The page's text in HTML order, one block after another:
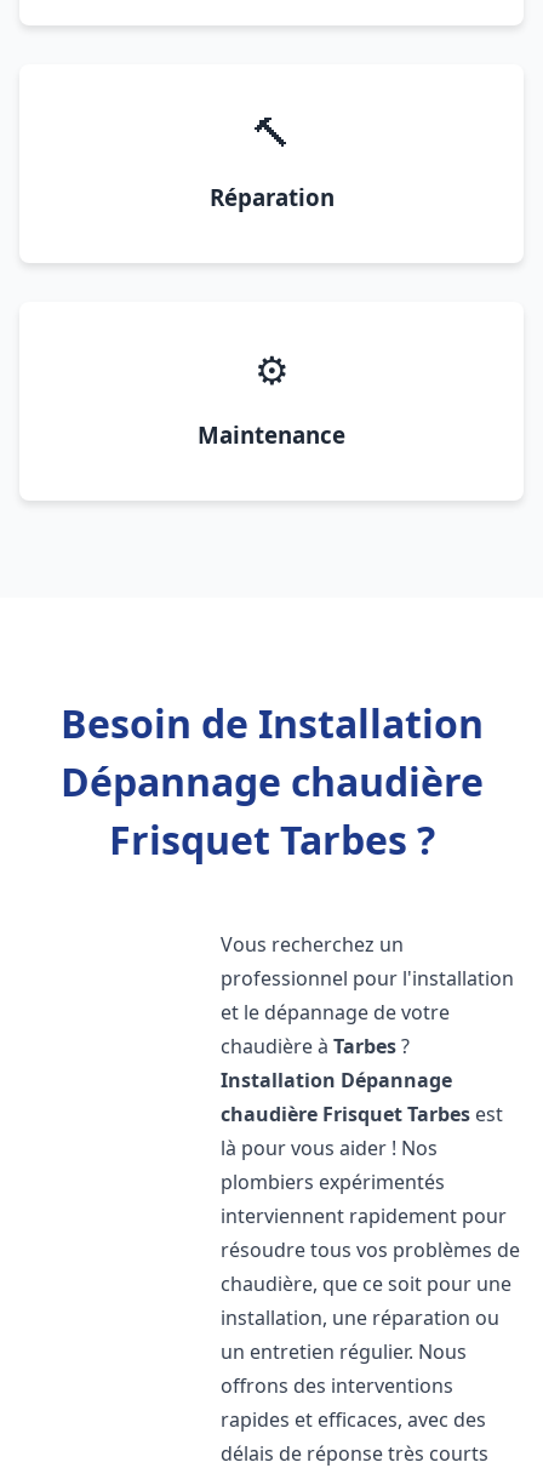
🔨
Réparation
⚙️
Maintenance
Besoin de Installation
Dépannage chaudière
Frisquet Tarbes ?
Vous recherchez un
professionnel pour l'installation
et le dépannage de votre
chaudière àTarbes?
Installation Dépannage
chaudière FrisquetTarbes est
là pour vous aider ! Nos
plombiers expérimentés
interviennent rapidement pour
résoudre tous vos problèmes de
chaudière, que ce soit pour une
installation, une réparation ou
un entretien régulier. Nous
offrons des interventions
rapides et efficaces, avec des
délais de réponse très courts